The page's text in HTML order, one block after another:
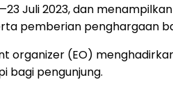
Juli 2023, dan
pemberian penghargaan
(EO)
bagi pengunjung.